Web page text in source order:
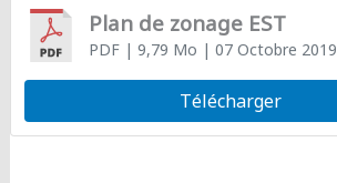
Plan de zonage EST
PDF| 9,79 Mo | 07 Octobre 2019
Télécharger